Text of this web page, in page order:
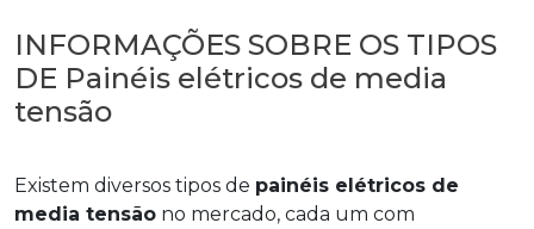
INFORMAÇÕES SOBRE OS TIPOS
DE Painéis elétricos de media
tensão
Existem diversos tipos de painéis elétricos de
media tensão no mercado, cada um com